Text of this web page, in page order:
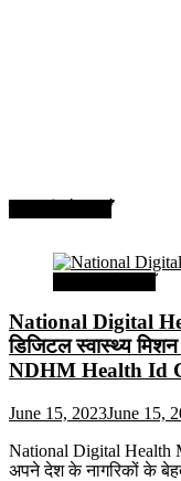
National Digital
डिजिटल स्वास्थ्य
NDHM Health Id
June 15, 2023June 15,
National Digital Health
अपने देश के नागरिकों के